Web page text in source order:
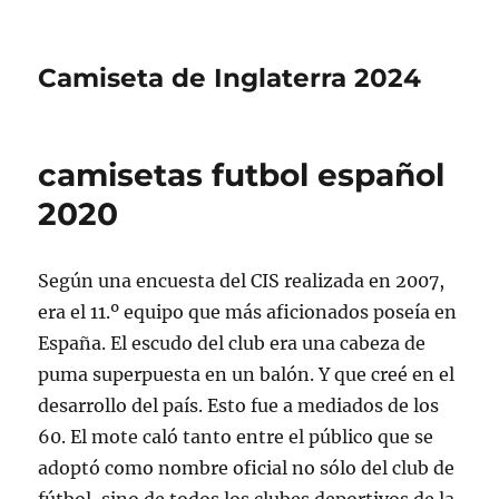
Camiseta de Inglaterra 2024
camisetas futbol español
2020
Según una encuesta del CIS realizada en 2007,
era el 11.º equipo que más aficionados poseía en
España. El escudo del club era una cabeza de
puma superpuesta en un balón. Y que creé en el
desarrollo del país. Esto fue a mediados de los
60. El mote caló tanto entre el público que se
adoptó como nombre oficial no sólo del club de